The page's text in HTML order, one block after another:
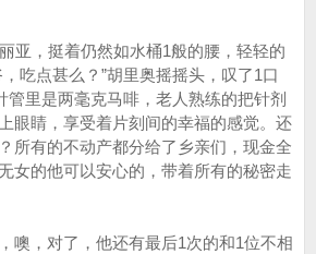
，挺着仍然如水桶1般的腰，轻轻的
吃点甚么？”胡里奥摇摇头，叹了1口
管里是两毫克马啡，老人熟练的把针剂
眼睛，享受着片刻间的幸福的感觉。还
所有的不动产都分给了乡亲们，现金全
女的他可以安心的，带着所有的秘密走
，对了，他还有最后1次的和1位不相